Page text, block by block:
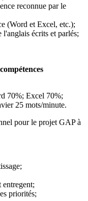
reconnue par le
(Word et Excel, etc.);
l'anglais écrits et parlés;
70%; Excel 70%;
25 mots/minute.
pour le projet GAP à
entregent;
priorités;